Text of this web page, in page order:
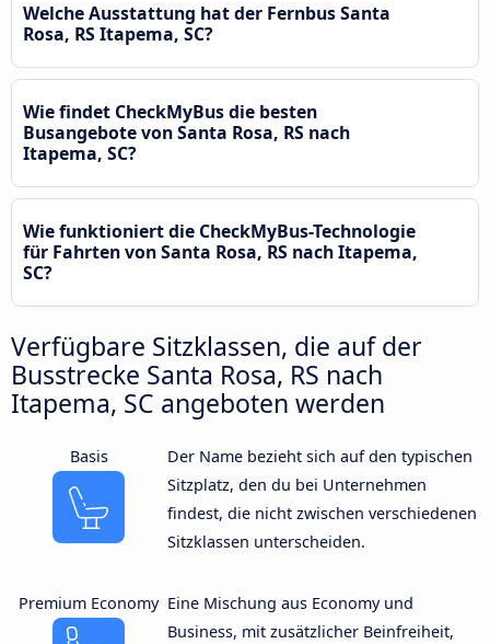
Welche Ausstattung hat der Fernbus Santa
Rosa, RS Itapema, SC?
Wie findet CheckMyBus die besten
Busangebote von Santa Rosa, RS nach
Itapema, SC?
Wie funktioniert die CheckMyBus-Technologie
für Fahrten von Santa Rosa, RS nach Itapema,
SC?
Verfügbare Sitzklassen, die auf der
Busstrecke Santa Rosa, RS nach
Itapema, SC angeboten werden
Basis
Der Name bezieht sich auf den typischen
Sitzplatz, den du bei Unternehmen
findest, die nicht zwischen verschiedenen
Sitzklassen unterscheiden.
Premium Economy Eine Mischung aus Economy und
Business, mit zusätzlicher Beinfreiheit,